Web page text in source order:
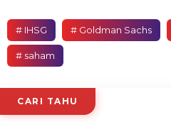
# IHSG # Goldman Sachs
# saham
CARI TAHU